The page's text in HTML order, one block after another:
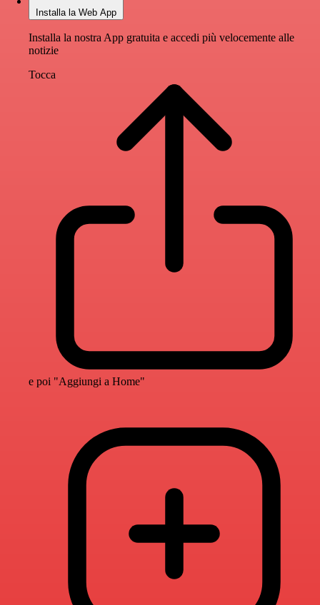
Installa la Web App
Installa la nostra App gratuita e accedi più velocemente alle
notizie
Tocca
e poi "Aggiungi a Home"